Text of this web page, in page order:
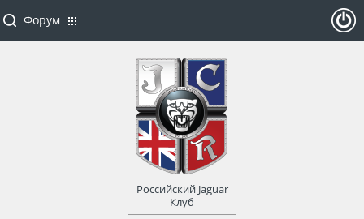
Форум
Российский Jaguar
Клуб